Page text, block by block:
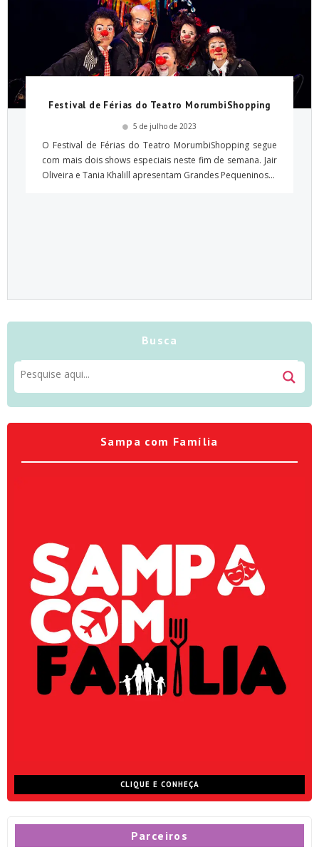
Festival de Férias do Teatro MorumbiShopping
5 de julho de 2023
O Festival de Férias do Teatro MorumbiShopping segue
com mais dois shows especiais neste fim de semana. Jair
Oliveira e Tania Khalill apresentam Grandes Pequeninos...
Busca
Sampa com Família
CLIQUE E CONHEÇA
Parceiros